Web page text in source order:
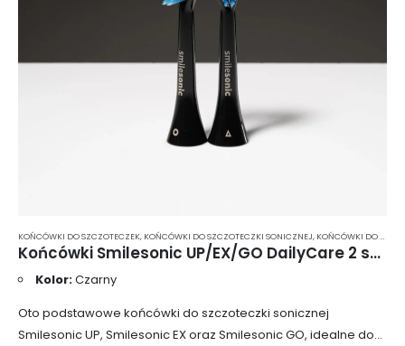
KOŃCÓWKI DO SZCZOTECZEK, KOŃCÓWKI DO SZCZOTECZKI SONICZNEJ, KOŃCÓWKI DO SZCZOTECZKI SONICZNEJ SMILESONIC
Końcówki Smilesonic UP/EX/GO DailyCare 2 szt. – czarne
Kolor:Czarny
Oto podstawowe końcówki do szczoteczki sonicznej
Smilesonic UP, Smilesonic EX oraz Smilesonic GO, idealne do